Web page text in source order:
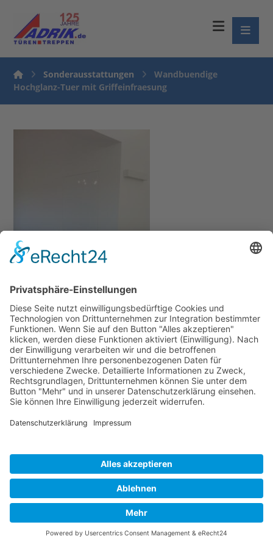
Sonderausstattungen
Wandbuendige
Hochglanz-Tuer mit Griffeinfraesung
Cookie-Einstellungen
Copyright 2026. All Rights Reserved.
Datenschutz